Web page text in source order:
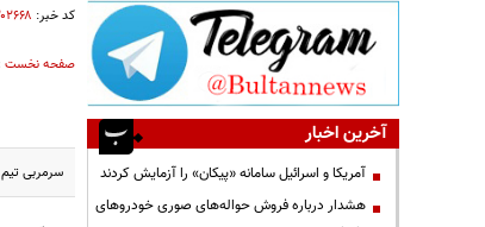
کد خبر:
صفحه نخست
سرمربی تیم
آخرین اخبار
آمریکا و اسرائیل سامانه «پیکان» را آزمایش کردند
هشدار درباره فروش حواله‌های صوری خودروهای